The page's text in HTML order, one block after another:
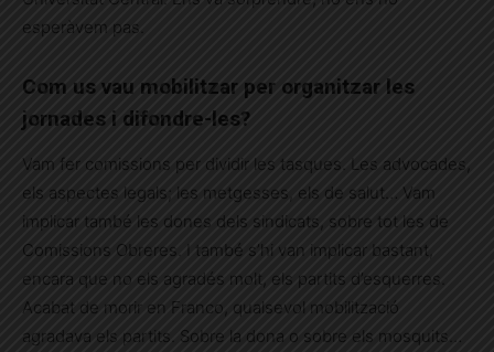
esperàvem pas.
Com us vau mobilitzar per organitzar les
jornades i difondre-les?
Vam fer comissions per dividir les tasques. Les advocades,
els aspectes legals; les metgesses, els de salut… Vam
implicar també les dones dels sindicats, sobre tot les de
Comissions Obreres. I també s’hi van implicar bastant,
encara que no els agradés molt, els partits d’esquerres.
Acabat de morir en Franco, qualsevol mobilització
agradava els partits. Sobre la dona o sobre els mosquits…